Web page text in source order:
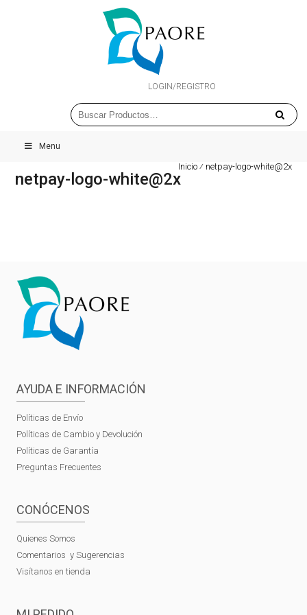
LOGIN/REGISTRO
Menu
Inicio ⁄netpay-logo-white@2x
netpay-logo-white@2x
AYUDA E INFORMACIÓN
Políticas de Envío
Políticas de Cambio y Devolución
Políticas de Garantía
Preguntas Frecuentes
CONÓCENOS
Quienes Somos
Comentarios y Sugerencias
Visítanos en tienda